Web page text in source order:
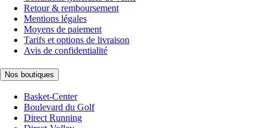
Retour & remboursement
Mentions légales
Moyens de paiement
Tarifs et options de livraison
Avis de confidentialité
Nos boutiques
Basket-Center
Boulevard du Golf
Direct Running